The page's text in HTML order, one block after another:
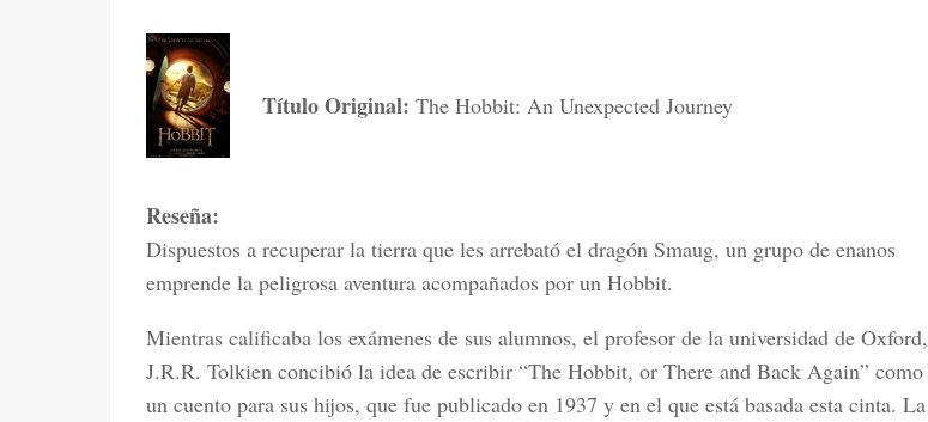
Título Original: The Hobbit: An Unexpected Journey
Reseña:
Dispuestos a recuperar la tierra que les arrebató el dragón Smaug, un grupo de enanos
emprende la peligrosa aventura acompañados por un Hobbit.
Mientras calificaba los exámenes de sus alumnos, el profesor de la universidad de Oxford,
J.R.R. Tolkien concibió la idea de escribir “The Hobbit, or There and Back Again” como
un cuento para sus hijos, que fue publicado en 1937 y en el que está basada esta cinta. La